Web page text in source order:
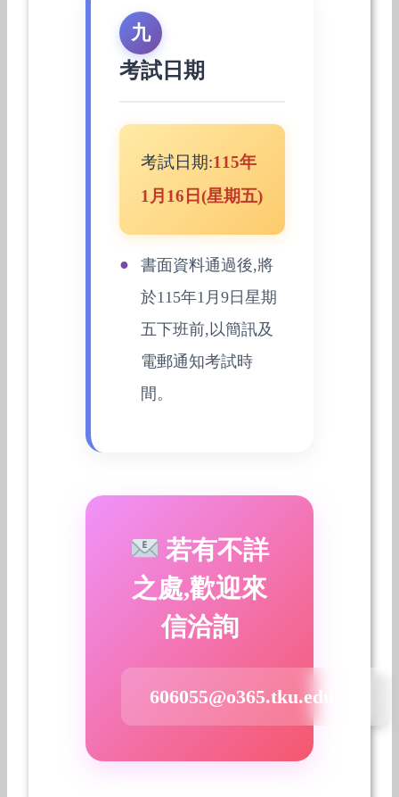
九
考試日期
考試日期:115年
1月16日(星期五)
書面資料通過後,將
於115年1月9日星期
五下班前,以簡訊及
電郵通知考試時
間。
若有不詳
之處,歡迎來
信洽詢
606055@o365.tku.edu.tw